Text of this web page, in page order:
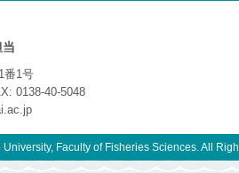
番1号
0138-40-5048
Faculty of Fisheries Sciences. All